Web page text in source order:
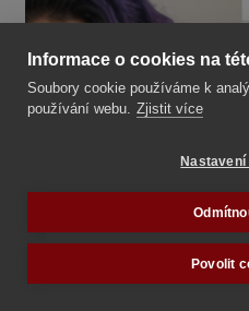
Informace o cookies na
Soubory cookie používáme k
používání webu. Zjistit více
Nastavení
Povolit